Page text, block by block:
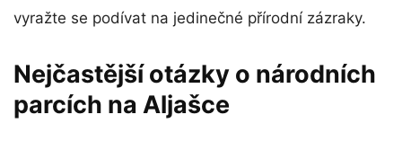
vyražte se podívat na jedinečné přírodní zázraky.
Nejčastější otázky o národních
parcích na Aljašce